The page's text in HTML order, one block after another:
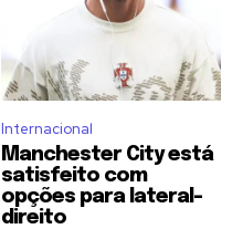
Internacional
Manchester City está
satisfeito com
opções para lateral-
direito